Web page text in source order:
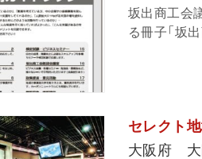
坂出商工会
る冊子「坂
セレクト
大阪府 大